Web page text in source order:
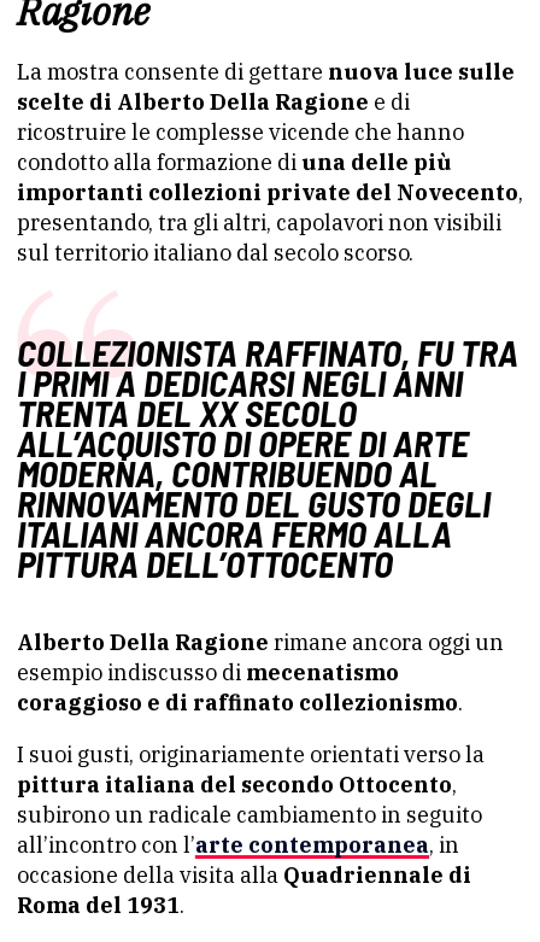
Ragione
La mostra consente di gettare nuova luce sulle
scelte di Alberto Della Ragione e di
ricostruire le complesse vicende che hanno
condotto alla formazione di una delle più
importanti collezioni private del Novecento,
presentando, tra gli altri, capolavori non visibili
sul territorio italiano dal secolo scorso.
COLLEZIONISTA RAFFINATO, FU TRA
I PRIMI A DEDICARSI NEGLI ANNI
TRENTA DEL XX SECOLO
ALL’ACQUISTO DI OPERE DI ARTE
MODERNA, CONTRIBUENDO AL
RINNOVAMENTO DEL GUSTO DEGLI
ITALIANI ANCORA FERMO ALLA
PITTURA DELL’OTTOCENTO
Alberto Della Ragione rimane ancora oggi un
esempio indiscusso di mecenatismo
coraggioso e di raffinato collezionismo.
I suoi gusti, originariamente orientati verso la
pittura italiana del secondo Ottocento,
subirono un radicale cambiamento in seguito
all’incontro con l’arte contemporanea, in
occasione della visita alla Quadriennale di
Roma del 1931.